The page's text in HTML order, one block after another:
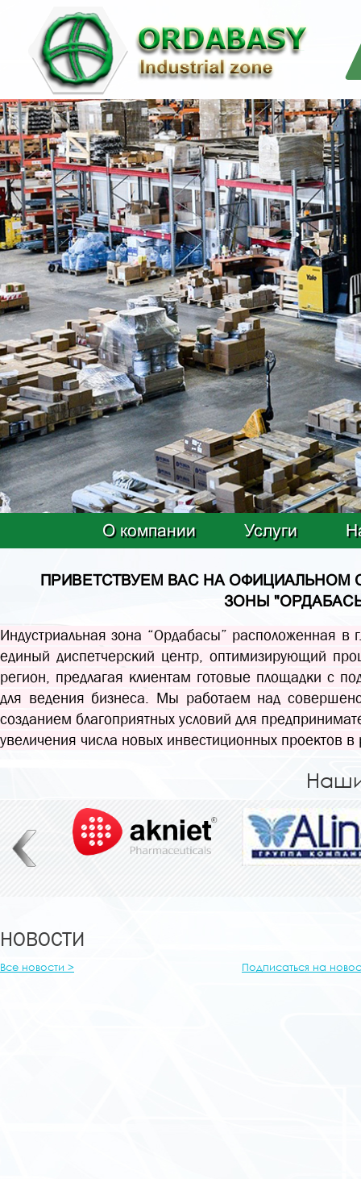
О компании Услуги
ПРИВЕТСТВУЕМ ВАС НА ОФИЦИАЛЬНОМ
ЗОНЫ
Индустриальная зона “Ордабасы” расположенная в
единый диспетчерский центр, оптимизирующий
регион, предлагая клиентам готовые площадки с
для ведения бизнеса. Мы работаем над
созданием благоприятных условий для
увеличения числа новых инвестиционных проектов в
НОВОСТИ
Все новости > Подписаться на